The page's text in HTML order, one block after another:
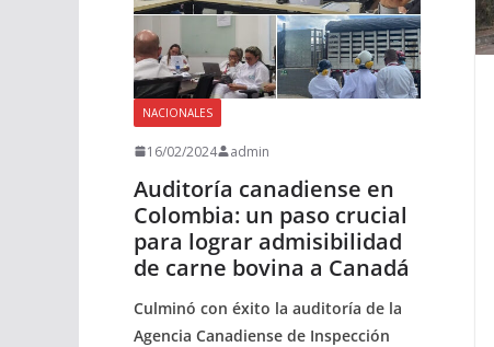
NACIONALES
16/02/2024 admin
Auditoría canadiense en
Colombia: un paso crucial
para lograr admisibilidad
de carne bovina a Canadá
Culminó con éxito la auditoría de la
Agencia Canadiense de Inspección